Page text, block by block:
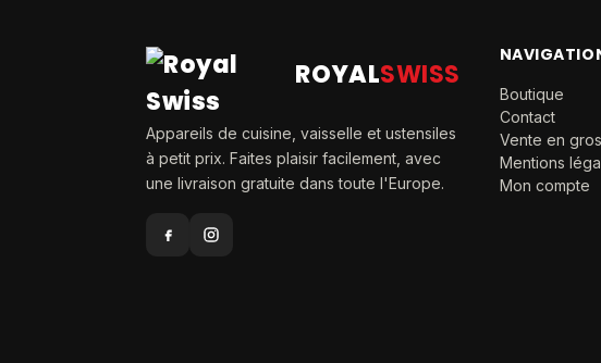
ROYALSWISS
Appareils de cuisine, vaisselle et ustensiles
à petit prix. Faites plaisir facilement, avec
une livraison gratuite dans toute l'Europe.
Boutique
Contact
Vente en gros
Mentions
Mon compte